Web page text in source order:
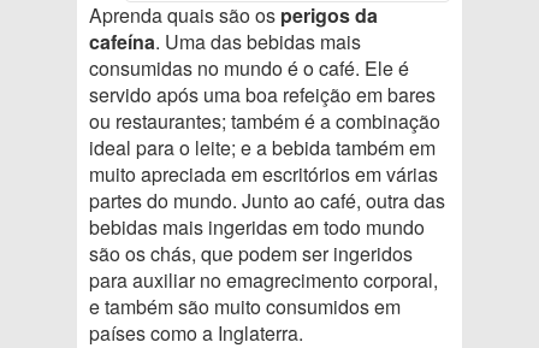
Aprenda quais são os perigos da
cafeína. Uma das bebidas mais
consumidas no mundo é o café. Ele é
servido após uma boa refeição em bares
ou restaurantes; também é a combinação
ideal para o leite; e a bebida também em
muito apreciada em escritórios em várias
partes do mundo. Junto ao café, outra das
bebidas mais ingeridas em todo mundo
são os chás, que podem ser ingeridos
para auxiliar no emagrecimento corporal,
e também são muito consumidos em
países como a Inglaterra.